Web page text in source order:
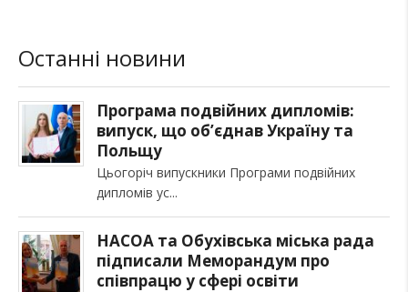
Останні новини
Програма подвійних дипломів:
випуск, що об’єднав Україну та
Польщу
Цьогоріч випускники Програми подвійних
дипломів ус
НАСОА та Обухівська міська рада
підписали Меморандум про
співпрацю у сфері освіти